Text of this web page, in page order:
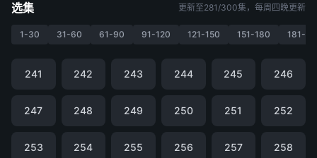
选集 更新至281/300集，每周四晚更新
1-30 31-60 61-90 91-120 121-150 151-180 181-
241 242 243 244 245 246
247 248 249 250 251 252
253 254 255 256 257 258